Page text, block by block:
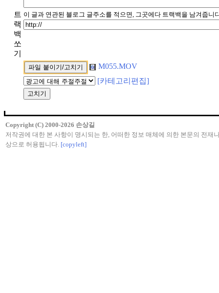
트
랙
백
쏘
기
이 글과 연관된 블로그 글주소를 적으면, 그곳에다 트랙백을 남겨줍니
M055.MOV
[카테고리편집]
Copyright (C) 2000-2026 손상길
저작권에 대한 본 사항이 명시되는 한, 어떠한 정보 매체에 의한 본문의 전재
상으로 허용됩니다. [copyleft]